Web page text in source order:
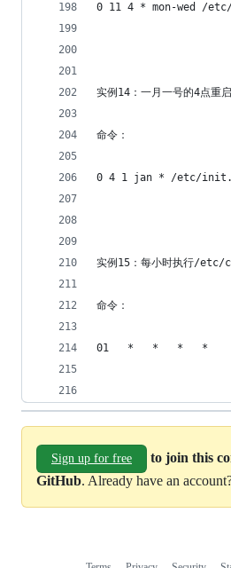
0 11 4 * mon-wed /
实例14：一月一号的4点重
命令：
0 4 1 jan * /etc/
实例15：每小时执行/
命令：
01   *   *   *   *
Sign up for free
to join this
GitHub. Already have an